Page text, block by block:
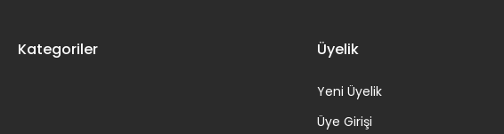
Kategoriler Üyelik
Yeni Üyelik
Üye Girişi